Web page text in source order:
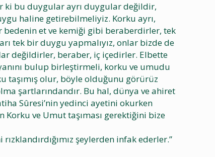
ki bu duygular ayrı duygular değildir,
haline getirebilmeliyiz. Korku ayrı,
et ve kemiği gibi beraberdirler, tek
tek bir duygu yapmalıyız, onlar bizde de
değildirler, beraber, iç içedirler. Elbette
bulup birleştirmeli, korku ve umudu
taşımış olur, böyle olduğunu görürüz
şartlarındandır. Bu hal, dünya ve ahiret
Sûresi’nin yedinci ayetini okurken
ve Umut taşıması gerektiğini bize
şeylerden infak ederler.”